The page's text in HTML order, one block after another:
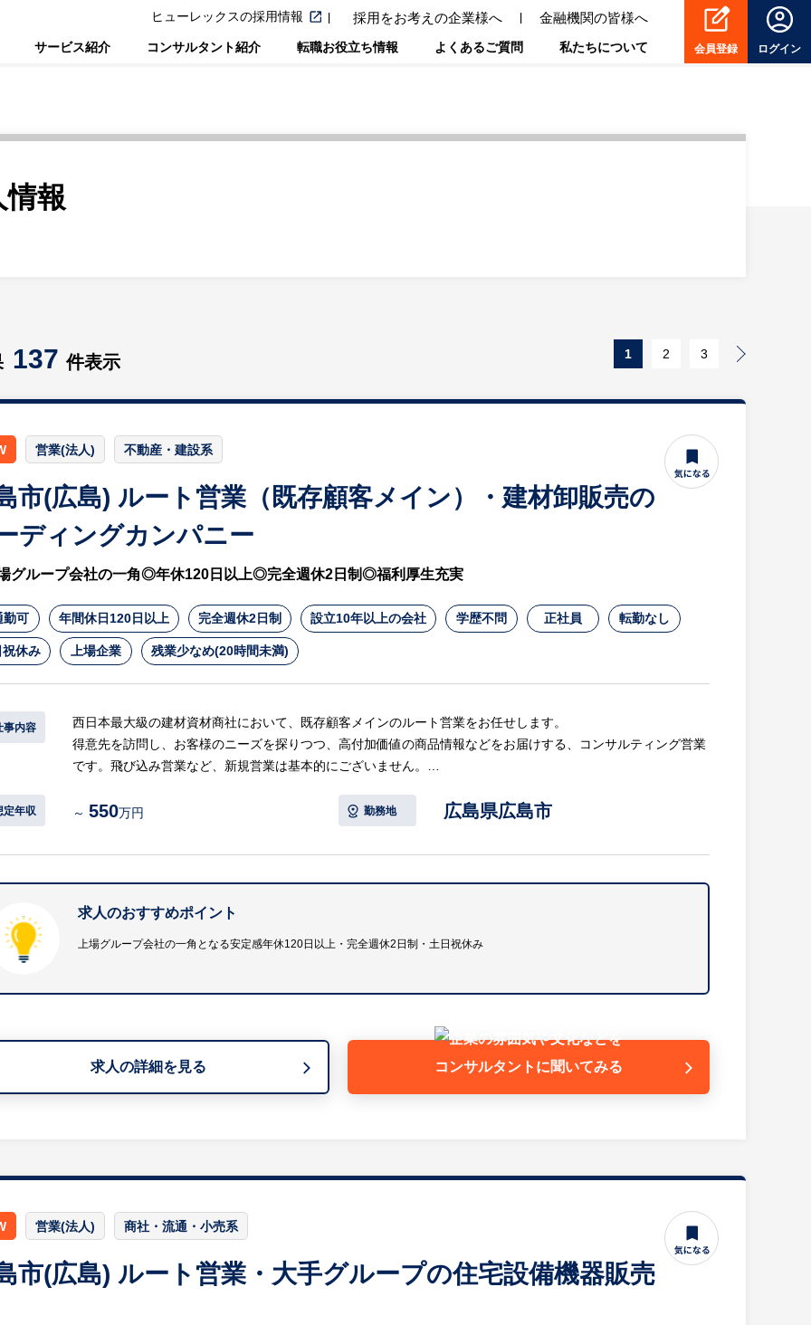
ヒューレックスの採用情報 採用をお考えの企業様へ 金融機関の皆様へ
サービス紹介 コンサルタント紹介 転職お役立ち情報 よくあるご質問 私たちについて 会員登録 ログイン
報
137 件表示 1 2 3
営業(法人) 不動産・建設系
市(広島) ルート営業（既存顧客メイン）・建材卸販売の
ディングカンパニー
グループ会社の一角◎年休120日以上◎完全週休2日制◎福利厚生充実
勤可 年間休日120日以上 完全週休2日制 設立10年以上の会社 学歴不問 正社員 転勤なし
祝休み 上場企業 残業少なめ(20時間未満)
事内容
西日本最大級の建材資材商社において、既存顧客メインのルート営業をお任せします。
得意先を訪問し、お客様のニーズを探りつつ、高付加価値の商品情報などをお届けする、コンサルティング営業
です。飛び込み営業など、新規営業は基本的にございません。
【具体的には…】
・見積もり、資料作成 など
※取扱商材：建築資材・住宅設備機器・家庭用電気製品・医療機器・電気通信機器・建設用仮設材
※詳細は面談時にお伝えします。
給与体制の安定感があり、平均勤続年数は13年前後と長く、離職率も低いため長く働くことができる環境です。
定年収 ～ 550万円 勤務地 広島県広島市
求人のおすすめポイント
上場グループ会社の一角となる安定感年休120日以上・完全週休2日制・土日祝休み
求人の詳細を見る コンサルタントに聞いてみる
営業(法人) 商社・流通・小売系
市(広島) ルート営業・大手グループの住宅設備機器販売